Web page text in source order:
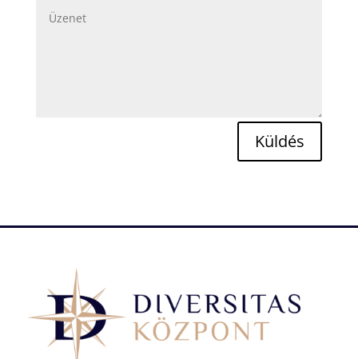
Küldés